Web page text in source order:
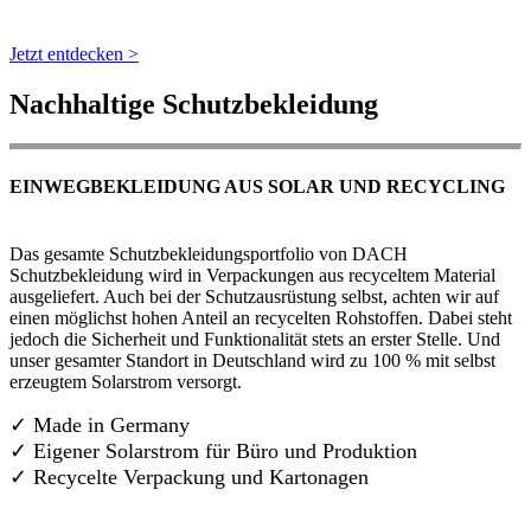
Jetzt entdecken >
Nachhaltige Schutzbekleidung
EINWEGBEKLEIDUNG AUS SOLAR UND RECYCLING
Das gesamte Schutzbekleidungsportfolio von DACH
Schutzbekleidung wird in Verpackungen aus recyceltem Material
ausgeliefert. Auch bei der Schutzausrüstung selbst, achten wir auf
einen möglichst hohen Anteil an recycelten Rohstoffen. Dabei steht
jedoch die Sicherheit und Funktionalität stets an erster Stelle. Und
unser gesamter Standort in Deutschland wird zu 100 % mit selbst
erzeugtem Solarstrom versorgt.
✓ Made in Germany
✓ Eigener Solarstrom für Büro und Produktion
✓ Recycelte Verpackung und Kartonagen